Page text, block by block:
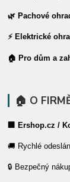
🌿 Pachové
⚡ Elektrické
🏠 Pro dům a
🏠 O
🏢 Ershop.cz /
🚚 Rychlé
🔒 Bezpečný